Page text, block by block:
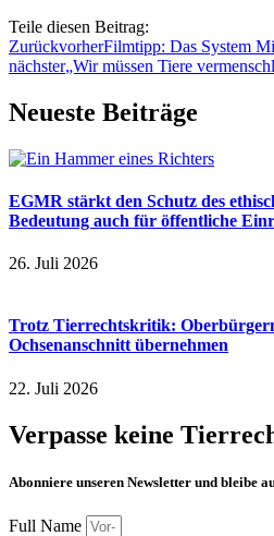
Teile diesen Beitrag:
ZurückvorherFilmtipp: Das System
nächster„Wir müssen Tiere
Neueste Beiträge
EGMR stärkt den Schutz des
Bedeutung auch für öffentliche
26. Juli 2026
Trotz Tierrechtskritik:
Ochsenanschnitt übernehmen
22. Juli 2026
Verpasse keine
Abonniere unseren Newsletter und bleibe
Full Name